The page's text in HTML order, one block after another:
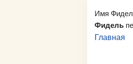
Имя
Фидель
Главная